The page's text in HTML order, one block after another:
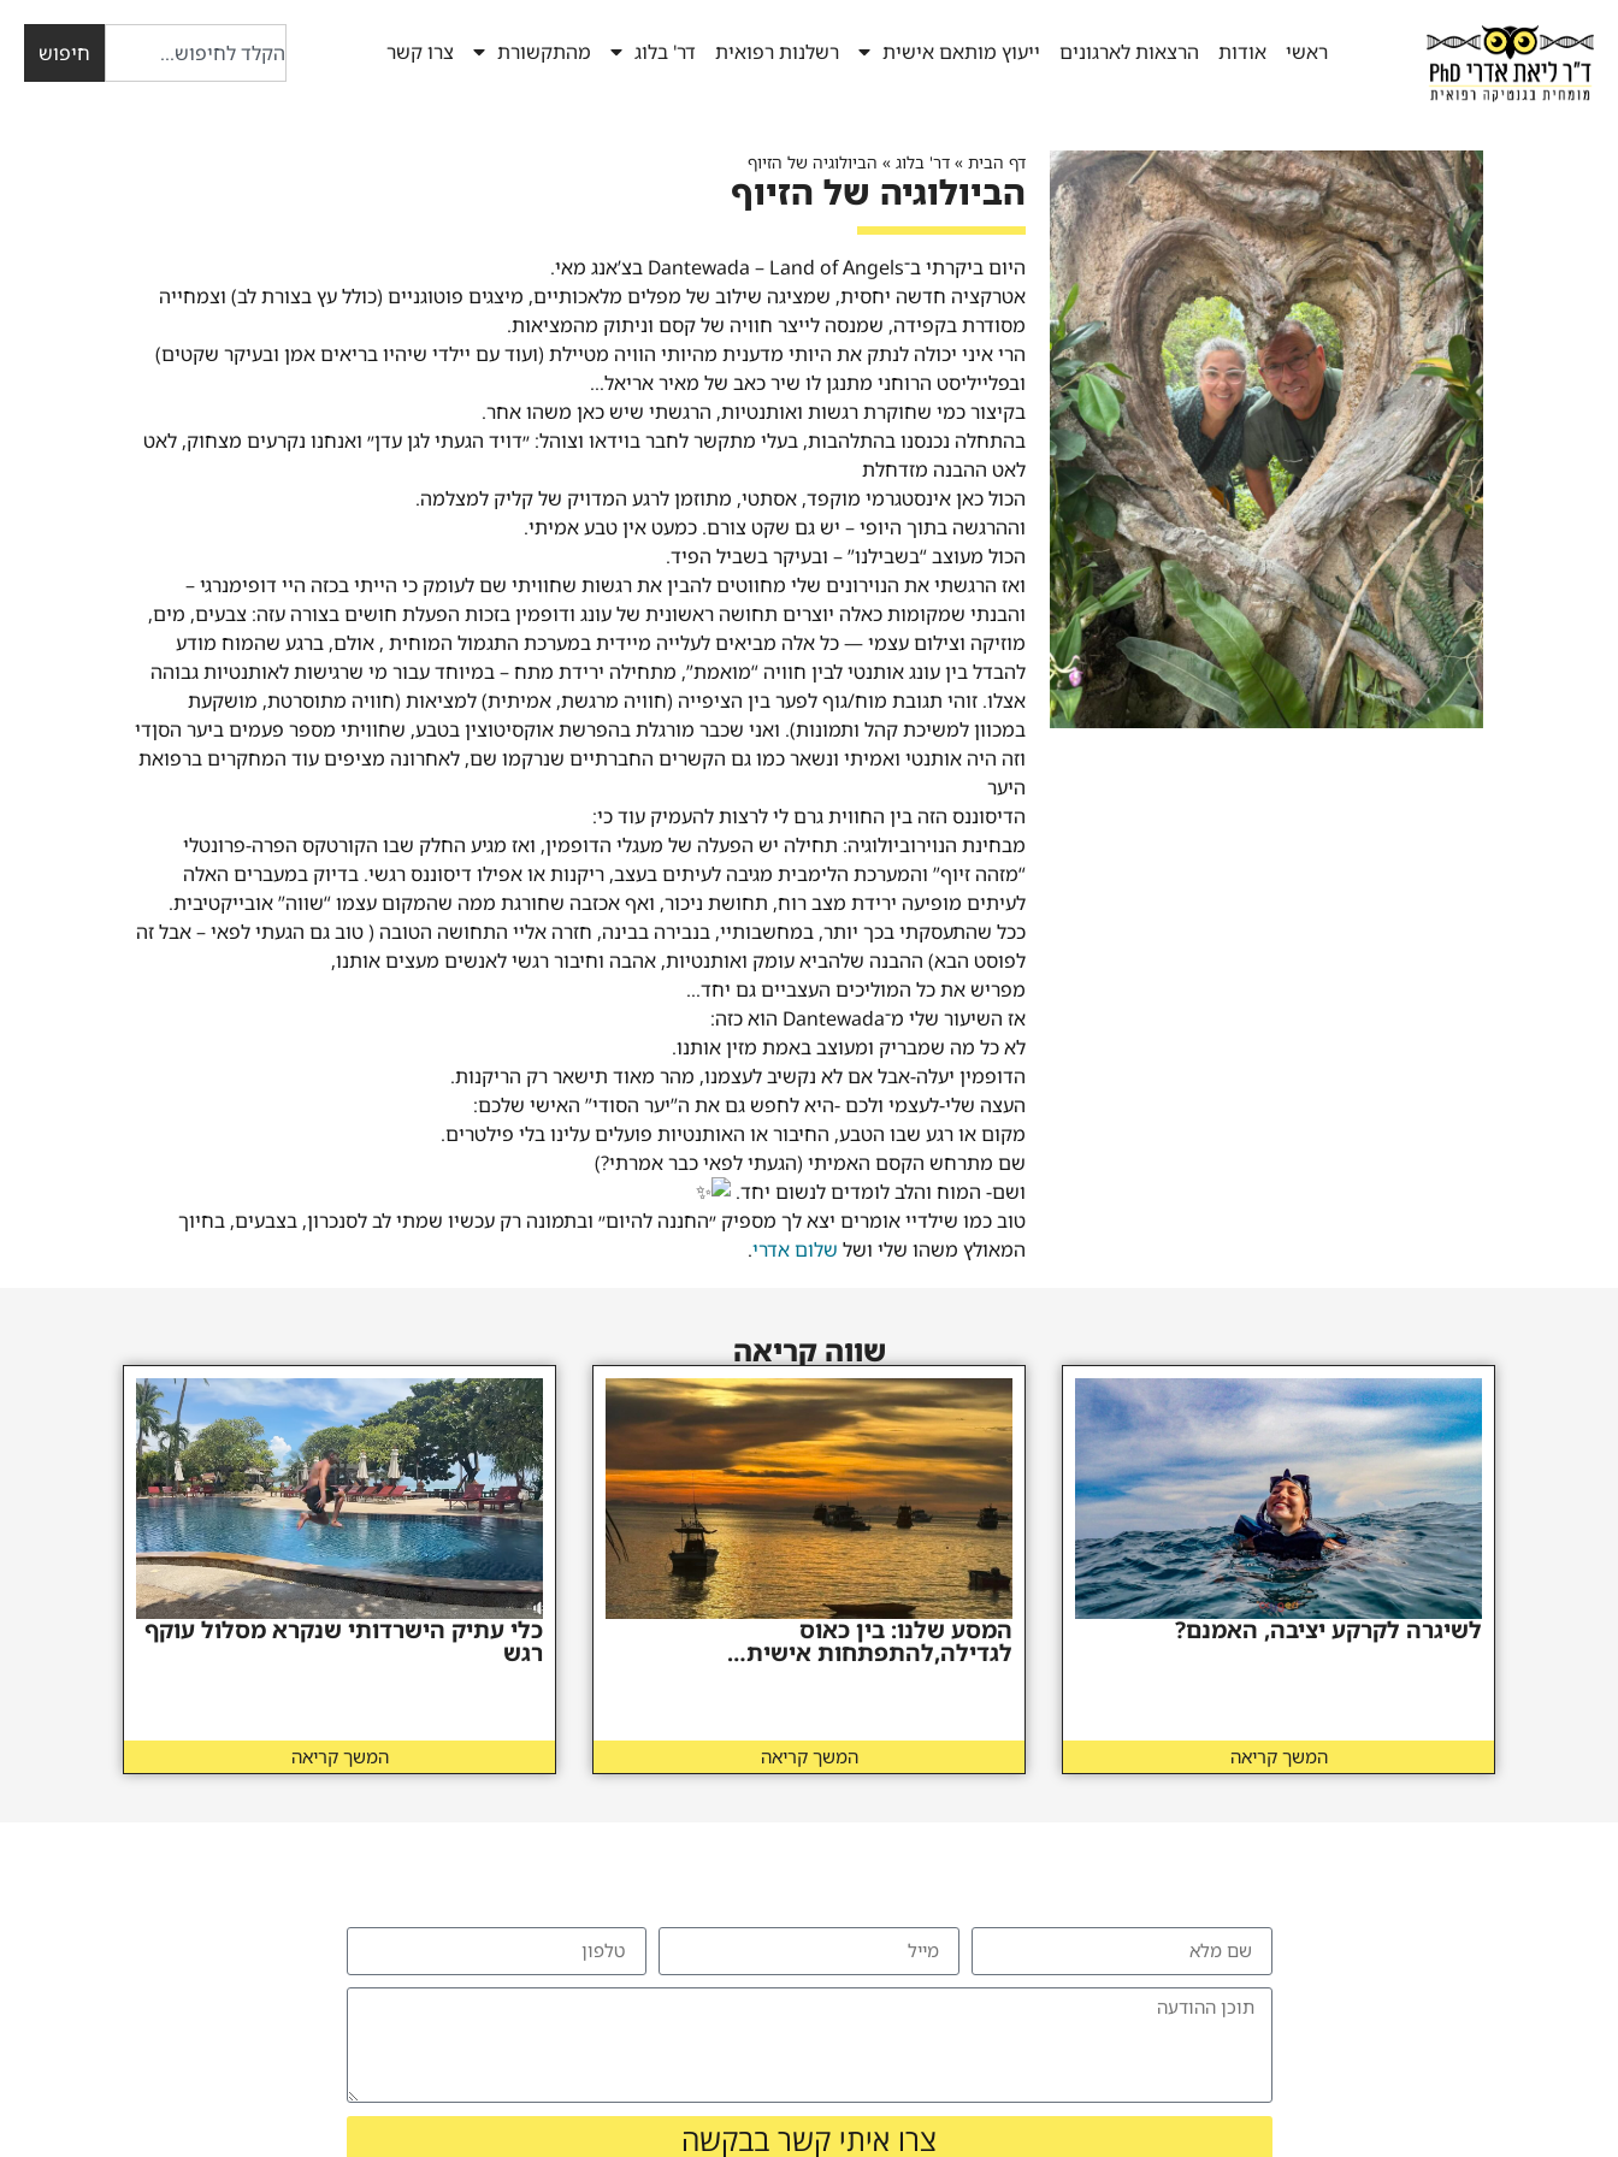
ראשי אודות הרצאות לארגונים ייעוץ מותאם אישית רשלנות רפואית דר' בלוג מהתקשורת צרו קשר חיפוש
דף הבית» דר' בלוג» הביולוגיה של הזיוף
הביולוגיה של הזיוף
היום ביקרתי ב־Dantewada – Land of Angels בצ’אנג מאי.
אטרקציה חדשה יחסית, שמציגה שילוב של מפלים מלאכותיים, מיצגים פוטוגניים (כולל עץ בצורת לב) וצמחייה
מסודרת בקפידה, שמנסה לייצר חוויה של קסם וניתוק מהמציאות.
הרי איני יכולה לנתק את היותי מדענית מהיותי הוויה מטיילת (ועוד עם יילדי שיהיו בריאים אמן ובעיקר שקטים)
ובפלייליסט הרוחני מתנגן לו שיר כאב של מאיר אריאל…
בקיצור כמי שחוקרת רגשות ואותנטיות, הרגשתי שיש כאן משהו אחר.
בהתחלה נכנסנו בהתלהבות, בעלי מתקשר לחבר בוידאו וצוהל: ״דויד הגעתי לגן עדן״ ואנחנו נקרעים מצחוק, לאט
לאט ההבנה מזדחלת
הכול כאן אינסטגרמי מוקפד, אסתטי, מתוזמן לרגע המדויק של קליק למצלמה.
וההרגשה בתוך היופי – יש גם שקט צורם. כמעט אין טבע אמיתי.
הכול מעוצב “בשבילנו” – ובעיקר בשביל הפיד.
ואז הרגשתי את הנוירונים שלי מחווטים להבין את רגשות שחוויתי שם לעומק כי הייתי בכזה היי דופימנרגי –
והבנתי שמקומות כאלה יוצרים תחושה ראשונית של עונג ודופמיןבזכות הפעלת חושים בצורה עזה: צבעים, מים,
מוזיקה וצילום עצמי — כל אלה מביאים לעלייה מיידית במערכת התגמול המוחית , אולם, ברגע שהמוח מודע
להבדל בין עונג אותנטי לבין חוויה “מואמת”, מתחילה ירידת מתח – במיוחד עבור מי שרגישות לאותנטיות גבוהה
אצלו. זוהי תגובת מוח/גוף לפער בין הציפייה (חוויה מרגשת, אמיתית) למציאות (חוויה מתוסרטת, מושקעת
במכוון למשיכת קהל ותמונות). ואני שכבר מורגלת בהפרשת אוקסיטוצין בטבע, שחוויתי מספר פעמים ביער הסןדי
וזה היה אותנטי ואמיתי ונשאר כמו גם הקשרים החברתיים שנרקמו שם, לאחרונה מציפים עוד המחקרים ברפואת
היער
הדיסוננס הזה בין החווית גרם לי לרצות להעמיק עוד כי:
מבחינת הנוירוביולוגיה: תחילה יש הפעלה של מעגלי הדופמין, ואז מגיע החלק שבו הקורטקס הפרה-פרונטלי
“מזהה זיוף” והמערכת הלימבית מגיבה לעיתים בעצב, ריקנות או אפילו דיסוננס רגשי. בדיוק במעברים האלה
לעיתים מופיעה ירידת מצב רוח, תחושת ניכור, ואף אכזבה שחורגת ממה שהמקום עצמו “שווה” אובייקטיבית.
ככל שהתעסקתי בכך יותר, במחשבותיי, בנבירה בבינה, חזרה אליי התחושה הטובה ( טוב גם הגעתי לפאי – אבל זה
לפוסט הבא) ההבנה שלהביא עומק ואותנטיות, אהבה וחיבור רגשי לאנשים מעצים אותנו,
מפריש את כל המוליכים העצביים גם יחד…
אז השיעור שלי מ־Dantewada הוא כזה:
לא כל מה שמבריק ומעוצב באמת מזין אותנו.
הדופמין יעלה-אבל אם לא נקשיב לעצמנו, מהר מאוד תישאר רק הריקנות.
העצה שלי-לעצמי ולכם -היא לחפש גם את ה”יער הסודי” האישי שלכם:
מקום או רגע שבו הטבע, החיבור או האותנטיות פועלים עלינו בלי פילטרים.
שם מתרחש הקסם האמיתי (הגעתי לפאי כבר אמרתי?)
ושם- המוח והלב לומדים לנשום יחד.
טוב כמו שילדיי אומרים יצא לך מספיק ״החננה להיום״ ובתמונה רק עכשיו שמתי לב לסנכרון, בצבעים, בחיוך
המאולץ משהו שלי ושל שלום אדרי.
שווה קריאה
לשיגרה לקרקע יציבה, האמנם?
המשך קריאה
המסע שלנו: בין כאוס
לגדילה,להתפתחות אישית…
המשך קריאה
כלי עתיק הישרדותי שנקרא מסלול עוקף
רגש
המשך קריאה
צרו איתי קשר בבקשה